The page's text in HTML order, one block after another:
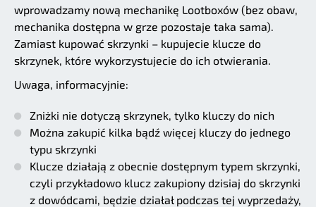
wprowadzamy nową mechanikę Lootboxów (bez obaw,
mechanika dostępna w grze pozostaje taka sama).
Zamiast kupować skrzynki – kupujecie klucze do
skrzynek, które wykorzystujecie do ich otwierania.
Uwaga, informacyjnie:
Zniżki nie dotyczą skrzynek, tylko kluczy do nich
Można zakupić kilka bądź więcej kluczy do jednego
typu skrzynki
Klucze działają z obecnie dostępnym typem skrzynki,
czyli przykładowo klucz zakupiony dzisiaj do skrzynki
z dowódcami, będzie działał podczas tej wyprzedaży,